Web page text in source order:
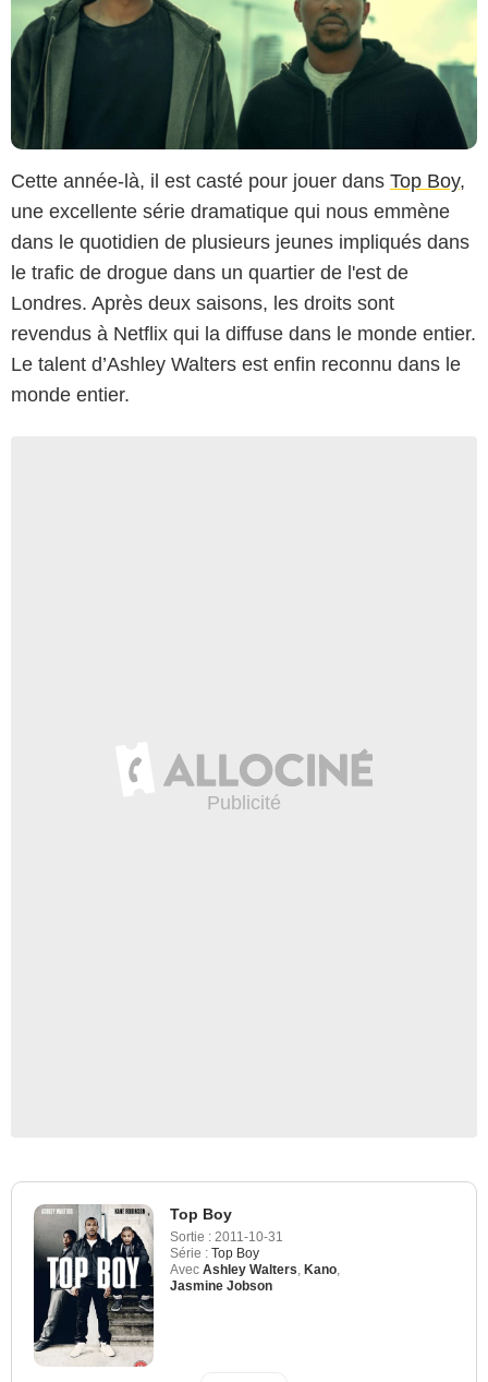
Cette année-là, il est casté pour jouer dans Top Boy,
une excellente série dramatique qui nous emmène
dans le quotidien de plusieurs jeunes impliqués dans
le trafic de drogue dans un quartier de l'est de
Londres. Après deux saisons, les droits sont
revendus à Netflix qui la diffuse dans le monde entier.
Le talent d’Ashley Walters est enfin reconnu dans le
monde entier.
Top Boy
Sortie : 2011-10-31
Série : Top Boy
Avec Ashley Walters, Kano,
Jasmine Jobson